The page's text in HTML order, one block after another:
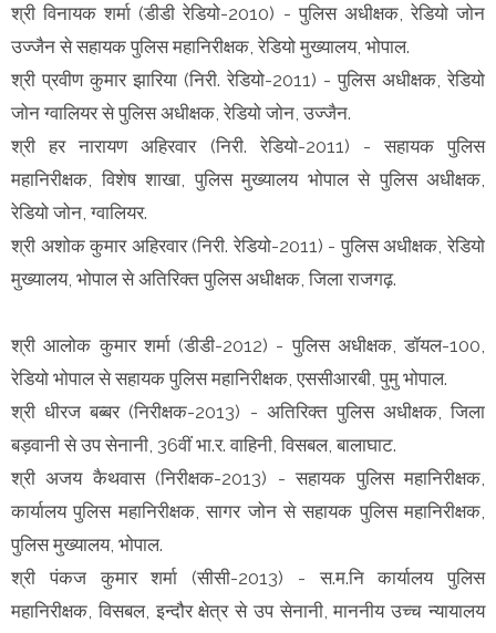
श्री विनायक शर्मा (डीडी रेडियो-2010) - पुलिस अधीक्षक, रेडियो जोन
उज्जैन से सहायक पुलिस महानिरीक्षक, रेडियो मुख्यालय, भोपाल.
श्री प्रवीण कुमार झारिया (निरी. रेडियो-2011) - पुलिस अधीक्षक, रेडियो
जोन ग्वालियर से पुलिस अधीक्षक, रेडियो जोन, उज्जैन.
श्री हर नारायण अहिरवार (निरी. रेडियो-2011) - सहायक पुलिस
महानिरीक्षक, विशेष शाखा, पुलिस मुख्यालय भोपाल से पुलिस अधीक्षक,
रेडियो जोन, ग्वालियर.
श्री अशोक कुमार अहिरवार (निरी. रेडियो-2011) - पुलिस अधीक्षक, रेडियो
मुख्यालय, भोपाल से अतिरिक्त पुलिस अधीक्षक, जिला राजगढ़.
श्री आलोक कुमार शर्मा (डीडी-2012) - पुलिस अधीक्षक, डॉयल-100,
रेडियो भोपाल से सहायक पुलिस महानिरीक्षक, एससीआरबी, पुमु भोपाल.
श्री धीरज बब्बर (निरीक्षक-2013) - अतिरिक्त पुलिस अधीक्षक, जिला
बड़वानी से उप सेनानी, 36वीं भा.र. वाहिनी, विसबल, बालाघाट.
श्री अजय कैथवास (निरीक्षक-2013) - सहायक पुलिस महानिरीक्षक,
कार्यालय पुलिस महानिरीक्षक, सागर जोन से सहायक पुलिस महानिरीक्षक,
पुलिस मुख्यालय, भोपाल.
श्री पंकज कुमार शर्मा (सीसी-2013) - स.म.नि कार्यालय पुलिस
महानिरीक्षक, विसबल, इन्दौर क्षेत्र से उप सेनानी, माननीय उच्च न्यायालय